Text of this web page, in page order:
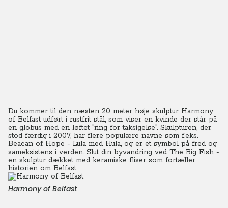
Du kommer til den næsten 20 meter høje skulptur Harmony
of Belfast udført i rustfrit stål, som viser en kvinde der står på
en globus med en løftet ”ring for taksigelse”. Skulpturen, der
stod færdig i 2007, har flere populære navne som f.eks.
Beacan of Hope - Lula med Hula, og er et symbol på fred og
sameksistens i verden. Slut din byvandring ved The Big Fish -
en skulptur dækket med keramiske fliser som fortæller
historien om Belfast.
Harmony of Belfast